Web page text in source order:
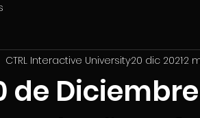
de Diciembre
CTRL Interactive University20 dic 20212